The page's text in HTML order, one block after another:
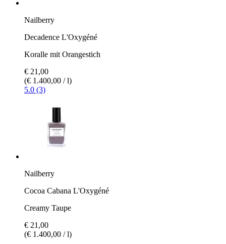
Nailberry
Decadence L'Oxygéné
Koralle mit Orangestich
€ 21,00
(€ 1.400,00 / l)
5.0 (3)
Nailberry
Cocoa Cabana L'Oxygéné
Creamy Taupe
€ 21,00
(€ 1.400,00 / l)